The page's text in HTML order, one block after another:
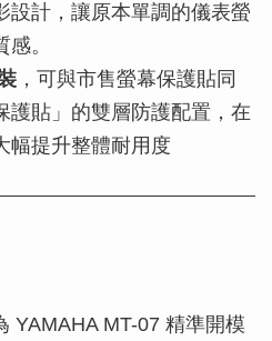
設計，讓原本單調的儀表螢
。
，可與市售螢幕保護貼同
護貼」的雙層防護配置，在
幅提升整體耐用度
YAMAHA MT-07 精準開模